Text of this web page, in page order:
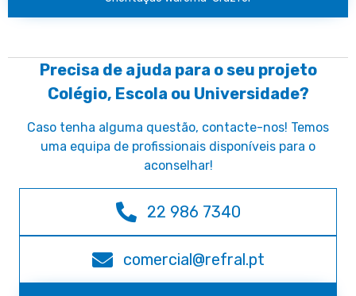
Precisa de ajuda para o seu projeto
Colégio, Escola ou Universidade?
Caso tenha alguma questão, contacte-nos! Temos
uma equipa de profissionais disponíveis para o
aconselhar!
22 986 7340
comercial@refral.pt